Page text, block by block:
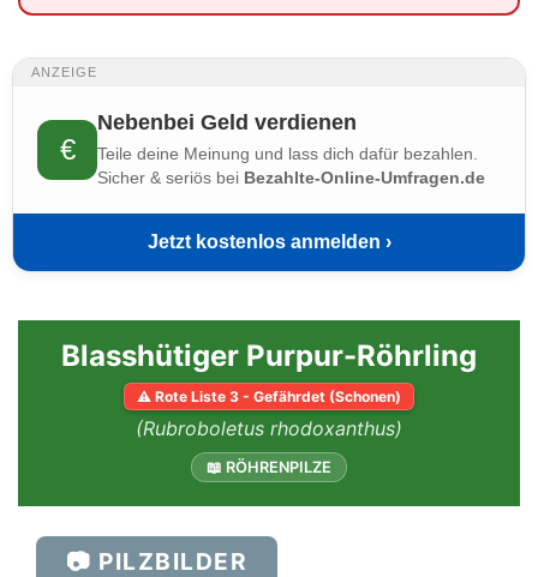
ANZEIGE
€
Nebenbei Geld verdienen
Teile deine Meinung und lass dich dafür bezahlen.
Sicher & seriös bei Bezahlte-Online-Umfragen.de
Jetzt kostenlos anmelden ›
Blasshütiger Purpur-Röhrling
⚠ Rote Liste 3 - Gefährdet (Schonen)
(Rubroboletus rhodoxanthus)
📖 RÖHRENPILZE
📷 PILZBILDER